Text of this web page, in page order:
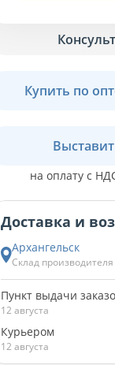
Купить по
на оплату с
Доставка и
Архангельск
Склад производителя
Пункт выдачи
12 августа
Курьером
12 августа